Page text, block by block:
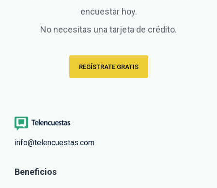
encuestar hoy.
No necesitas una tarjeta de crédito.
REGÍSTRATE GRATIS
info@telencuestas.com
Beneficios